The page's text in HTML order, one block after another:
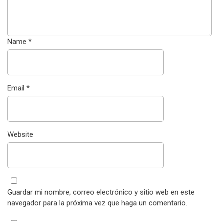
Name *
Email *
Website
Guardar mi nombre, correo electrónico y sitio web en este
navegador para la próxima vez que haga un comentario.